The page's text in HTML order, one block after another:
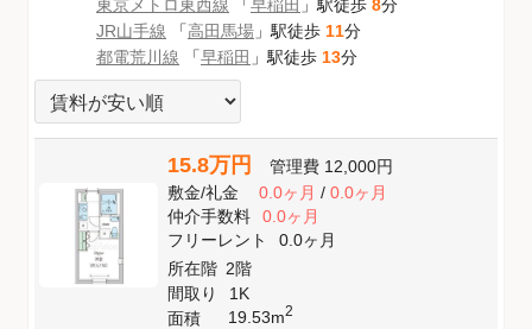
東京メトロ東西線 「早稲田 」駅徒歩 8分
JR山手線 「高田馬場 」駅徒歩 11分
都電荒川線 「早稲田 」駅徒歩 13分
15.8万円 管理費 12,000円
敷金/礼金 0.0ヶ月/ 0.0ヶ月
仲介手数料
0.0ヶ月
フリーレント
0.0ヶ月
所在階 2階
間取り
1K
面積
19.53m2